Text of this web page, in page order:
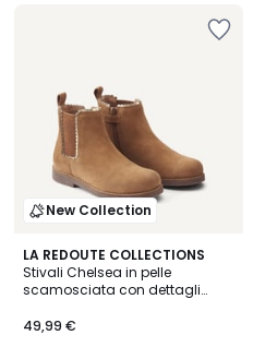
New Collection
LA REDOUTE COLLECTIONS
Stivali Chelsea in pelle
scamosciata con dettagli
49,99 €
2
Colori